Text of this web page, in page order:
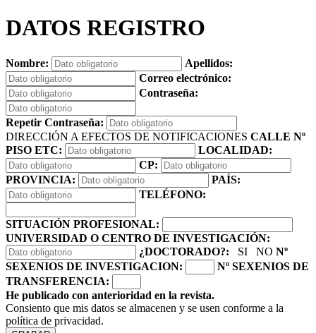
DATOS REGISTRO
Nombre:
Apellidos:
Correo electrónico:
Contraseña:
Repetir Contraseña:
DIRECCIÓN A EFECTOS DE NOTIFICACIONES CALLE Nº
PISO ETC:
LOCALIDAD:
CP:
PROVINCIA:
PAÍS:
TELÉFONO:
SITUACIÓN PROFESIONAL:
UNIVERSIDAD O CENTRO DE INVESTIGACIÓN:
¿DOCTORADO?:
SI NO Nº
SEXENIOS DE INVESTIGACION:
Nº SEXENIOS DE
TRANSFERENCIA:
He publicado con anterioridad en la revista.
Consiento que mis datos se almacenen y se usen conforme a la
política de privacidad.